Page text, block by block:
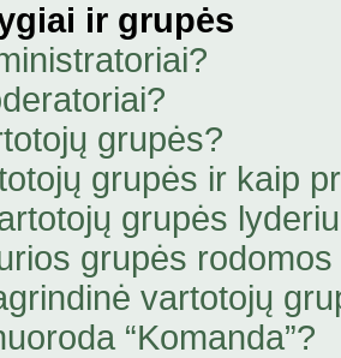
ir grupės
grupės?
grupės ir kaip
grupės
grupės
vartotojų
“Komanda”?